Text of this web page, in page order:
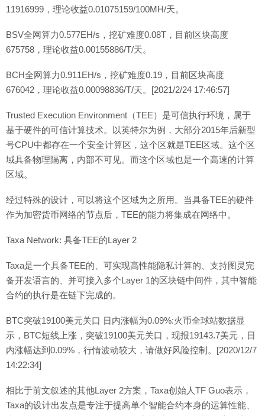
11916999，理论收益0.01075159/100MH/天。
BSV全网算力0.577EH/s，挖矿难度0.08T，目前区块高度
675758，理论收益0.00155886/T/天。
BCH全网算力0.911EH/s，挖矿难度0.19，目前区块高度
676042，理论收益0.00098836/T/天。[2021/2/24 17:46:57]
Trusted Execution Environment（TEE）是可信执行环境，属于
基于硬件的可信计算技术。以英特尔为例，大部分2015年后新型
号CPU中都存在一个安全计算区，这个区就是TEE区域。这个区
域具备物理隔离，内部不可见。而这个区域也是一个高速的计算
区域。
经过特殊的设计，可以将这个区域为之所用。当具备TEE的硬件
作为加密货币网络的节点后，TEE的能力将集成在网络中。
Taxa Network: 具备TEE的Layer 2
Taxa是一个具备TEE的、可实现高性能隐私计算的、支持图灵完
备开发语言的、并可接入多个Layer 1的区块链中间件，其中智能
合约的执行是在链下完成的。
BTC突破19100美元关口 日内涨幅为0.09%:火币全球站数据显
示，BTC短线上涨，突破19100美元关口，现报19143.7美元，日
内涨幅达到0.09%，行情波动较大，请做好风险控制。[2020/12/7
14:22:34]
相比于前文叙述的其他Layer 2方案，Taxa创始人TF Guo表示，
Taxa的设计出发点是专注于提高单个智能合约本身的运算性能、